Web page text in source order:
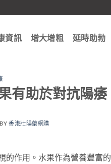
資訊 增大增粗 延時助勃
有助於對抗陽痿
BY香港壯陽藥網購
作用。水果作為營養豐富